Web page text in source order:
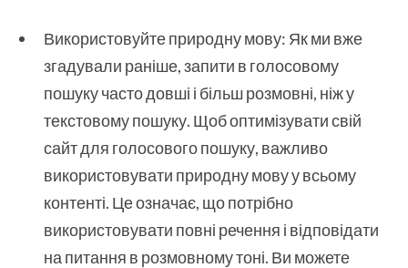
Використовуйте природну мову: Як ми вже
згадували раніше, запити в голосовому
пошуку часто довші і більш розмовні, ніж у
текстовому пошуку. Щоб оптимізувати свій
сайт для голосового пошуку, важливо
використовувати природну мову у всьому
контенті. Це означає, що потрібно
використовувати повні речення і відповідати
на питання в розмовному тоні. Ви можете